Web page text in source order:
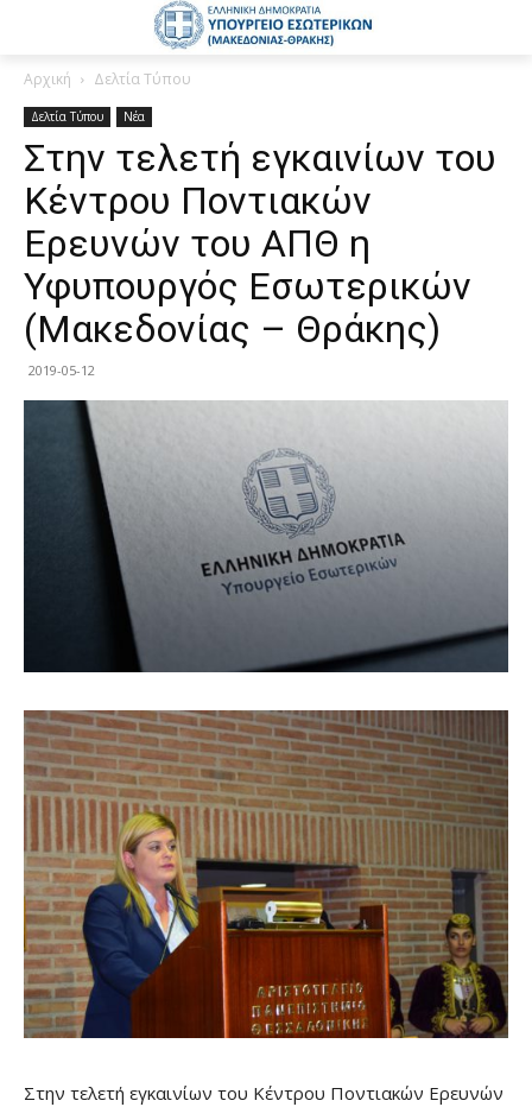
Αρχική Δελτία Τύπου
Δελτία Τύπου Νέα
Στην τελετή εγκαινίων του
Κέντρου Ποντιακών
Ερευνών του ΑΠΘ η
Υφυπουργός Εσωτερικών
(Μακεδονίας – Θράκης)
2019-05-12
Στην τελετή εγκαινίων του Κέντρου Ποντιακών Ερευνών